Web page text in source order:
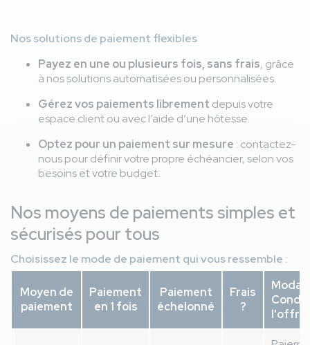
Nos solutions de paiement flexibles
Payez en une ou plusieurs fois, sans frais, grâce
à nos solutions automatisées ou personnalisées.
Gérez vos paiements librement depuis votre
espace client ou avec l’aide d’une hôtesse.
Optez pour un paiement sur mesure : contactez-
nous pour définir votre propre échéancier, selon vos
besoins et votre budget.
Nos moyens de paiements simples et
sécurisés pour tous
Choisissez le mode de paiement qui vous ressemble :
Moyen de
paiement
Paiement
en 1 fois
Paiement
échelonné
Frais
?
l'offre